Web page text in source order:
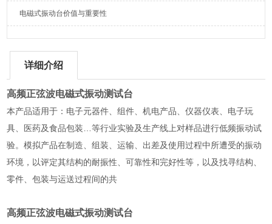
电磁式振动台价值与重要性
详细介绍
高频正弦波电磁式振动测试台
本产品适用于：电子元器件、组件、机电产品、仪器仪表、电子玩
具、医药及食品包装…等行业实验及生产线上对样品进行低频振动试
验。模拟产品在制造、组装、运输、出差及使用过程中所遭受的振动
环境，以评定其结构的耐振性、可靠性和完好性等，以及找寻结构、
零件、包装与运送过程间的共
高频正弦波电磁式振动测试台